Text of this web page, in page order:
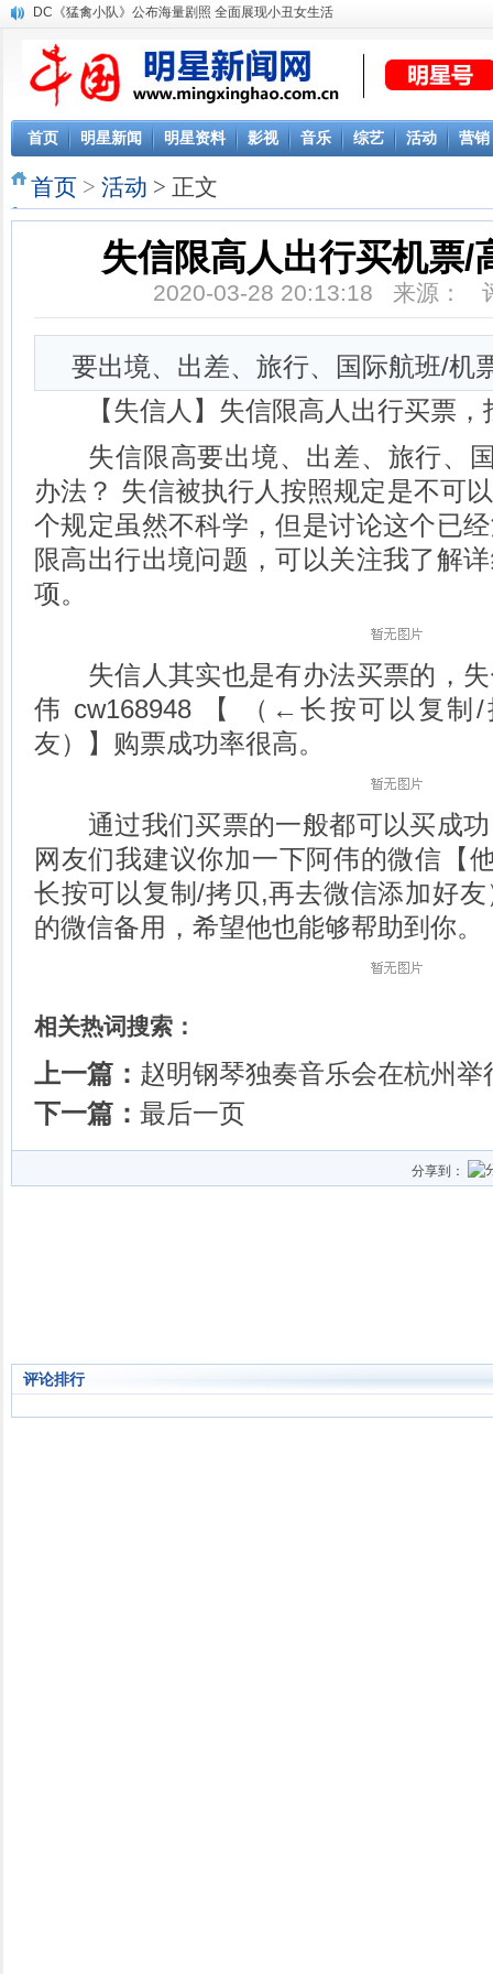
DC《猛禽小队》公布海量剧照 全面展现小丑女生活
首页 明星新闻 明星资料 影视 音乐 综艺 活动 营销
首页 > 活动 > 正文
失信限高人出行买机票/
2020-03-28 20:13:18 来源：
要出境、出差、旅行、国际航班/机
【失信人】失信限高人出行买票，
失信限高要出境、出差、旅行、
办法？ 失信被执行人按照规定是不可
个规定虽然不科学，但是讨论这个已
限高出行出境问题，可以关注我了解
项。
失信人其实也是有办法买票的，失
伟 cw168948 【 （←长按可以复制
友）】购票成功率很高。
通过我们买票的一般都可以买成功
网友们我建议你加一下阿伟的微信【
长按可以复制/拷贝,再去微信添加好
的微信备用，希望他也能够帮助到你。
相关热词搜索：
上一篇： 赵明钢琴独奏音乐会在杭州举
下一篇： 最后一页
分享到：
评论排行